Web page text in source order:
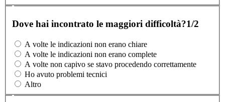
Dove hai incontrato le maggiori difficoltà?1/2
A volte le indicazioni non erano chiare
A volte le indicazioni non erano complete
A volte non capivo se stavo procedendo correttamente
Ho avuto problemi tecnici
Altro